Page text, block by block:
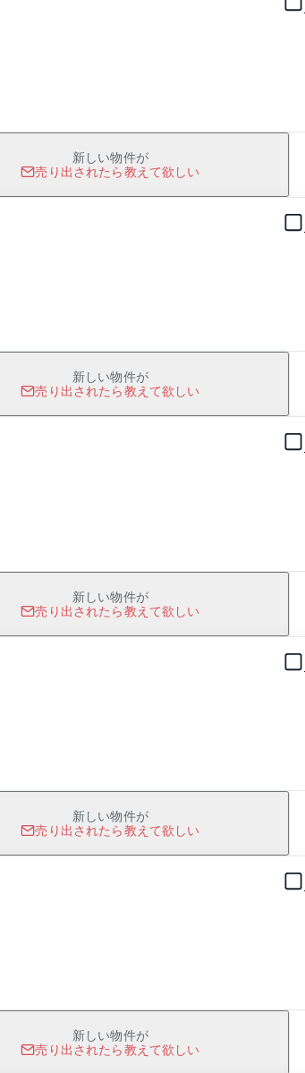
新しい物件が
売り出されたら教えて欲しい
1 / 0
新しい物件が
売り出されたら教えて欲しい
1 / 0
新しい物件が
売り出されたら教えて欲しい
1 / 0
新しい物件が
売り出されたら教えて欲しい
1 / 0
新しい物件が
売り出されたら教えて欲しい
1 / 0